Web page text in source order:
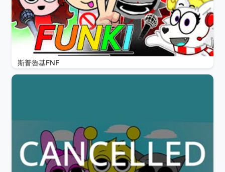
斯普魯基FNF